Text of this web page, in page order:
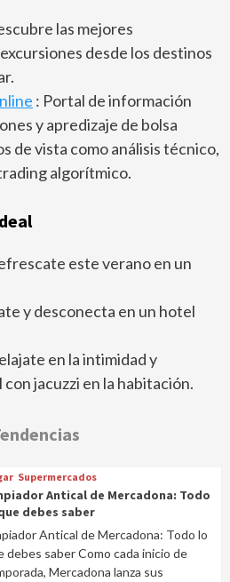
las mejores
desde los destinos
: Portal de información
y apredizaje de bolsa
de vista como análisis técnico,
algorítmico.
este verano en un
y desconecta en un hotel
en la intimidad y
jacuzzi en la habitación.
Supermercados
Antical de Mercadona: Todo
debes saber
Antical de Mercadona: Todo lo
debes saber Como cada inicio de
Mercadona lanza sus